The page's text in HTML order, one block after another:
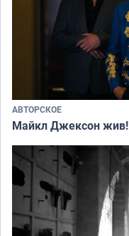
АВТОРСКОЕ
Майкл Джексон жив!